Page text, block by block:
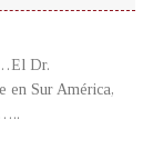
Dr.
en Sur América,